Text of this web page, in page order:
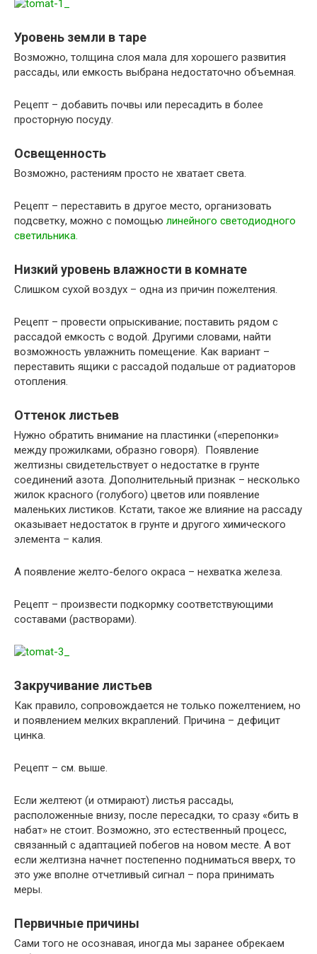
Уровень земли в таре
Возможно, толщина слоя мала для хорошего развития
рассады, или емкость выбрана недостаточно объемная.
Рецепт – добавить почвы или пересадить в более
просторную посуду.
Освещенность
Возможно, растениям просто не хватает света.
Рецепт – переставить в другое место, организовать
подсветку, можно с помощью линейного светодиодного
светильника.
Низкий уровень влажности в комнате
Слишком сухой воздух – одна из причин пожелтения.
Рецепт – провести опрыскивание; поставить рядом с
рассадой емкость с водой. Другими словами, найти
возможность увлажнить помещение. Как вариант –
переставить ящики с рассадой подальше от радиаторов
отопления.
Оттенок листьев
Нужно обратить внимание на пластинки («перепонки»
между прожилками, образно говоря). Появление
желтизны свидетельствует о недостатке в грунте
соединений азота. Дополнительный признак – несколько
жилок красного (голубого) цветов или появление
маленьких листиков. Кстати, такое же влияние на рассаду
оказывает недостаток в грунте и другого химического
элемента – калия.
А появление желто-белого окраса – нехватка железа.
Рецепт – произвести подкормку соответствующими
составами (растворами).
Закручивание листьев
Как правило, сопровождается не только пожелтением, но
и появлением мелких вкраплений. Причина – дефицит
цинка.
Рецепт – см. выше.
Если желтеют (и отмирают) листья рассады,
расположенные внизу, после пересадки, то сразу «бить в
набат» не стоит. Возможно, это естественный процесс,
связанный с адаптацией побегов на новом месте. А вот
если желтизна начнет постепенно подниматься вверх, то
это уже вполне отчетливый сигнал – пора принимать
меры.
Первичные причины
Сами того не осознавая, иногда мы заранее обрекаем